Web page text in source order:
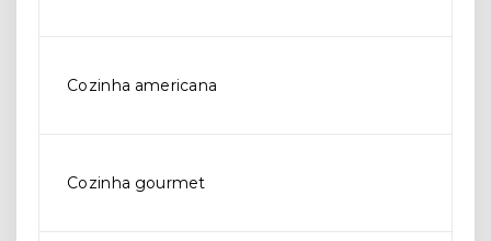
Cozinha americana
Cozinha gourmet